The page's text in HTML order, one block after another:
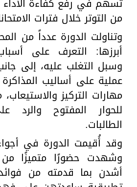
من التوتر خلال فترات
وتناولت الدورة عدداً من
أبرزها: التعرف على
وسبل التغلب عليه، إلى
عملية على أساليب المذاكرة
مهارات التركيز
للحوار المفتوح والرد
الطالبات.
وقد أُقيمت الدورة في
وشهدت حضورًا متميزًا من
أشدن بما قدمته من